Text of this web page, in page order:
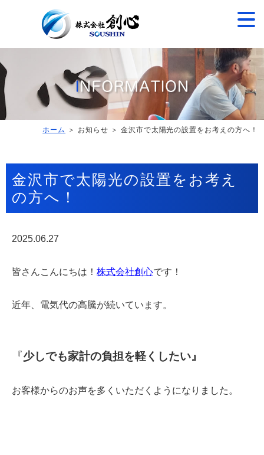
ホーム ＞ お知らせ ＞ 金沢市で太陽光の設置をお考えの方へ！
金沢市で太陽光の設置をお考え
の方へ！
2025.06.27
皆さんこんにちは！ 株式会社創心です！
近年、電気代の高騰が続いています。
『少しでも家計の負担を軽くしたい』
お客様からのお声を多くいただくようになりました。